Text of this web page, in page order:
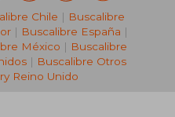
Chile | Buscalibre
| Buscalibre España |
México | Buscalibre
| Buscalibre Otros
Reino Unido